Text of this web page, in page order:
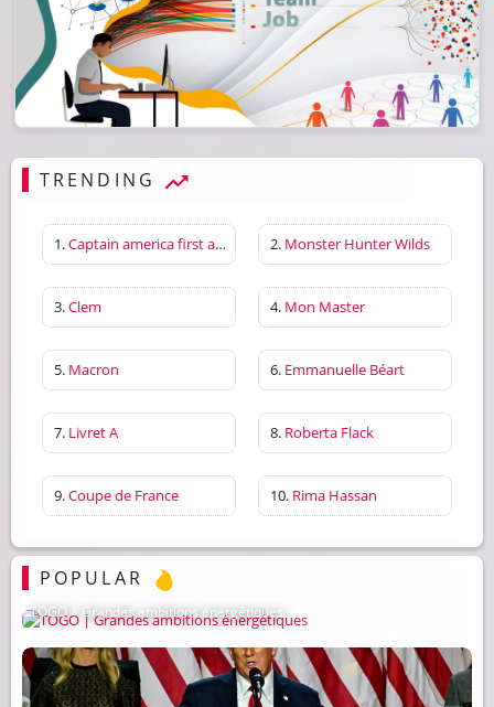
TRENDING
1.Captain america first avenger 2. Monster Hunter Wilds
3.Clem 4. Mon Master
5. Macron 6. Emmanuelle Béart
7. Livret A 8. Roberta Flack
9.Coupe de France 10. Rima Hassan
POPULAR
TOGO | Grandes ambitions énergétiques